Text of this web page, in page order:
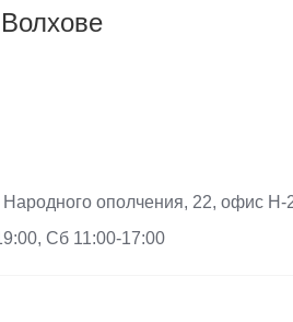
Народного ополчения, 22, офис Н-
Сб 11:00-17:00